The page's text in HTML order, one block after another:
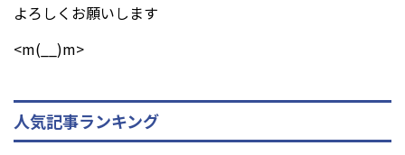
よろしくお願いします
<m(__)m>
人気記事ランキング